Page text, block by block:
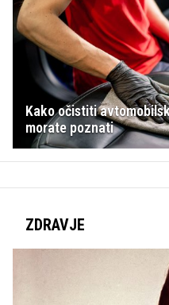
Kako očistiti
morate poznati
ZDRAVJE